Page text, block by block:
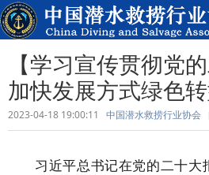
【学习宣传贯彻党
加快发展方式绿色
2023-04-18 19:00:11 中国潜水救捞行业协会
习近平总书记在党的二十大